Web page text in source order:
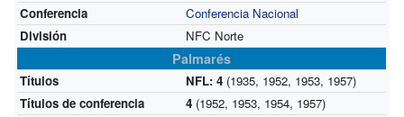
Conferencia
Conferencia Nacional
División
NFC Norte
Palmarés
Títulos NFL: 4(1935, 1952, 1953, 1957)
Títulos de conferencia
4(1952, 1953, 1954, 1957)